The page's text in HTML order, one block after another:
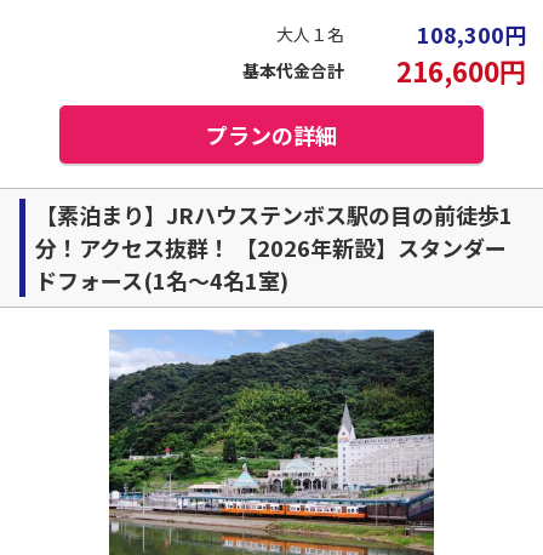
大人１名 108,300円
基本代金合計 216,600円
プランの詳細
【素泊まり】JRハウステンボス駅の目の前徒歩1
分！アクセス抜群！ 【2026年新設】スタンダー
ドフォース(1名～4名1室)